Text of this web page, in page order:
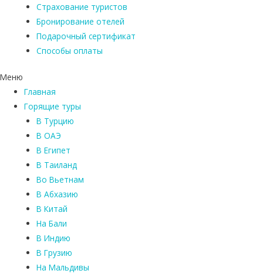
Страхование туристов
Бронирование отелей
Подарочный сертификат
Способы оплаты
Меню
Главная
Горящие туры
В Турцию
В ОАЭ
В Египет
В Таиланд
Во Вьетнам
В Абхазию
В Китай
На Бали
В Индию
В Грузию
На Мальдивы